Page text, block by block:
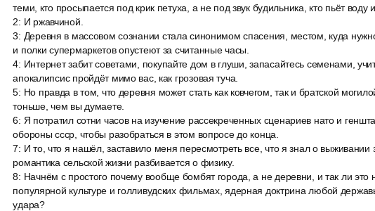
теми, кто просыпается под крик петуха, а не под звук будильника, кто пьёт воду
2: И ржавчиной.
3: Деревня в массовом сознании стала синонимом спасения, местом, куда
и полки супермаркетов опустеют за считанные часы.
4: Интернет забит советами, покупайте дом в глуши, запасайтесь семенами,
апокалипсис пройдёт мимо вас, как грозовая туча.
5: Но правда в том, что деревня может стать как ковчегом, так и братской
тоньше, чем вы думаете.
6: Я потратил сотни часов на изучение рассекреченных сценариев нато и
обороны ссср, чтобы разобраться в этом вопросе до конца.
7: И то, что я нашёл, заставило меня пересмотреть все, что я знал о
романтика сельской жизни разбивается о физику.
8: Начнём с простого почему вообще бомбят города, а не деревни, и так ли это
популярной культуре и голливудских фильмах, ядерная доктрина любой
удара?